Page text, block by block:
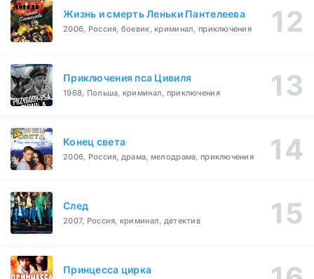
Жизнь и смерть Леньки Пантелеева
2006, Россия, боевик, криминал, приключения
Приключения пса Цивиля
1968, Польша, криминал, приключения
Конец света
2006, Россия, драма, мелодрама, приключения
След
2007, Россия, криминал, детектив
Принцесса цирка